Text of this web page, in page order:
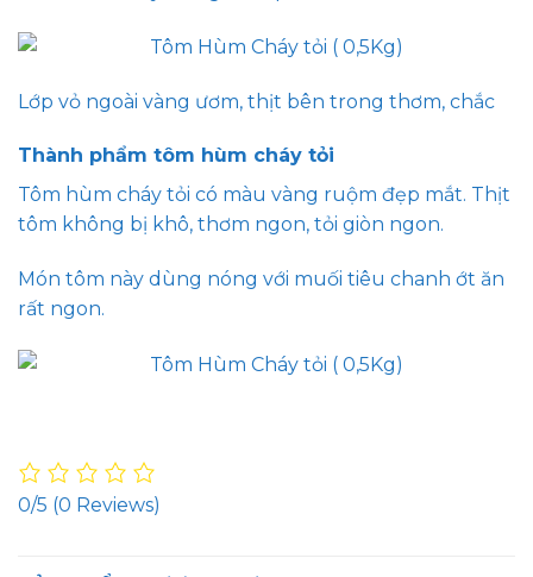
Lớp vỏ ngoài vàng ươm, thịt bên trong thơm, chắc
Thành phẩm tôm hùm cháy tỏi
Tôm hùm cháy tỏi có màu vàng ruộm đẹp mắt. Thịt
tôm không bị khô, thơm ngon, tỏi giòn ngon.
Món tôm này dùng nóng với muối tiêu chanh ớt ăn
rất ngon.
0/5 (0 Reviews)